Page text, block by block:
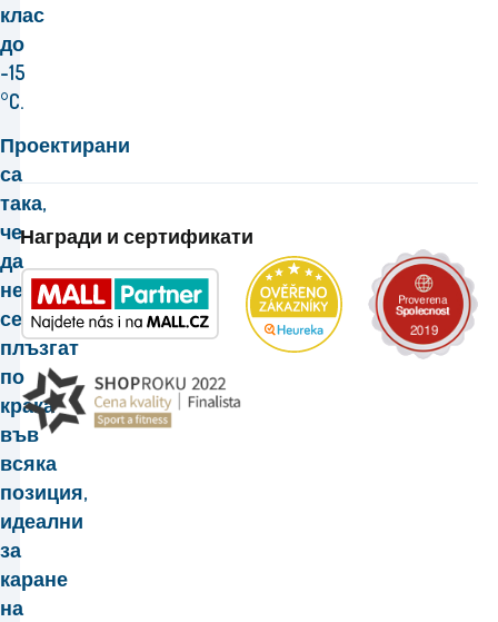
клас
до
-15
°C.
Проектирани
са
така,
че
да
не
се
плъзгат
по
крака
във
всяка
позиция,
идеални
за
каране
на
Награди и сертификати